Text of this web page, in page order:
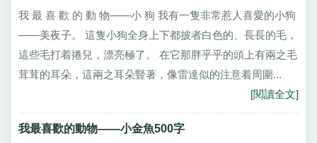
我 最 喜 歡 的 動 物——小 狗 我有一隻非常惹人喜愛的小狗
——美夜子。 這隻小狗全身上下都披者白色的、長長的毛，
這些毛打着捲兒，漂亮極了。 在它那胖乎乎的頭上有兩之毛
茸茸的耳朵，這兩之耳朵豎著，像雷達似的注意着周圍...
[閱讀全文]
我最喜歡的動物——小金魚500字